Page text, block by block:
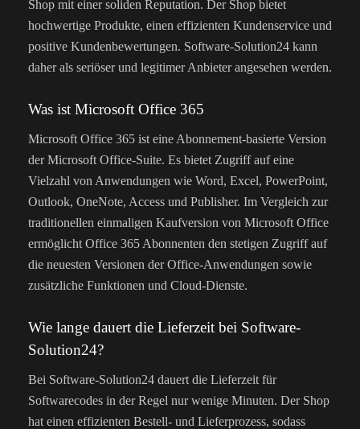
Shop mit einer soliden Reputation. Der Shop bietet
hochwertige Produkte, einen effizienten Kundenservice und
positive Kundenbewertungen. Software-Solution24 kann
daher als seriöser und legitimer Anbieter angesehen werden.
Was ist Microsoft Office 365
Microsoft Office 365 ist eine Abonnement-basierte Version
der Microsoft Office-Suite. Es bietet Zugriff auf eine
Vielzahl von Anwendungen wie Word, Excel, PowerPoint,
Outlook, OneNote, Access und Publisher. Im Vergleich zur
traditionellen einmaligen Kaufversion von Microsoft Office
ermöglicht Office 365 Abonnenten den stetigen Zugriff auf
die neuesten Versionen der Office-Anwendungen sowie
zusätzliche Funktionen und Cloud-Dienste.
Wie lange dauert die Lieferzeit bei Software-
Solution24?
Bei Software-Solution24 dauert die Lieferzeit für
Softwarecodes in der Regel nur wenige Minuten. Der Shop
hat einen effizienten Bestell- und Lieferprozess, sodass